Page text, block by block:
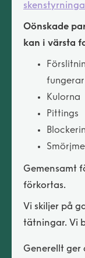
Oönskade
kan i värsta
fungerar
Kulorna
Pittings
Gemensamt
förkortas.
Vi skiljer på
tätningar. Vi
Generellt ger